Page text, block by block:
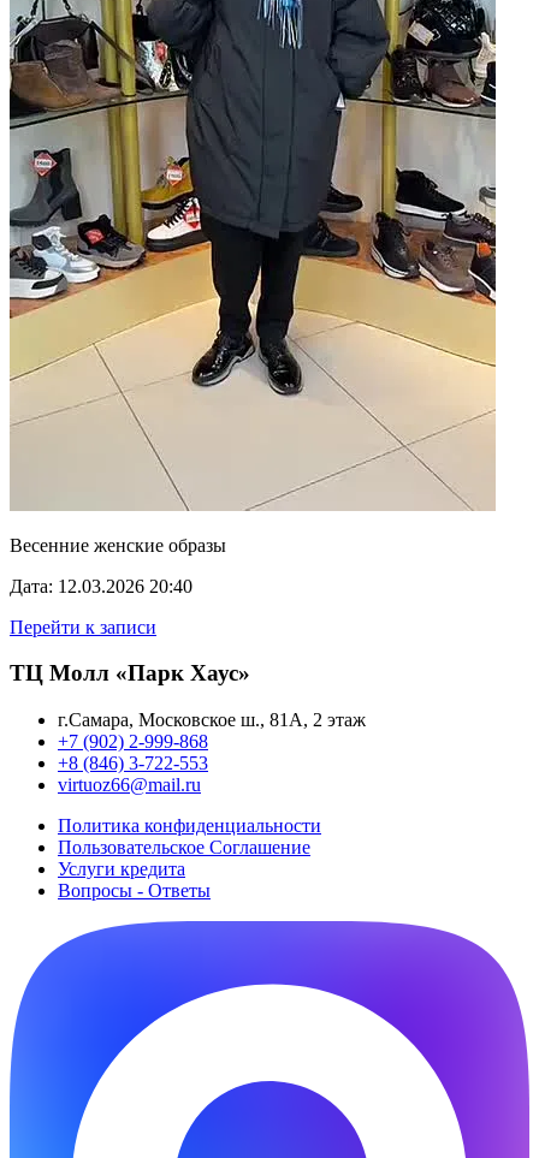
Весенние женские образы
Дата: 12.03.2026 20:40
Перейти к записи
ТЦ Молл «Парк Хаус»
г.Самара, Московское ш., 81А, 2 этаж
+7 (902) 2-999-868
+8 (846) 3-722-553
virtuoz66@mail.ru
Политика конфиденциальности
Пользовательское Cоглашение
Услуги кредита
Вопросы - Ответы